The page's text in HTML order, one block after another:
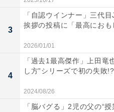
3
「自認ウインナー」三代
挨拶の投稿に「最高にお
2026/01/01
4
「過去1最高傑作」上田竜
し方”シリーズで初の失敗
2024/08/26
「脳バグる」2児の父の“